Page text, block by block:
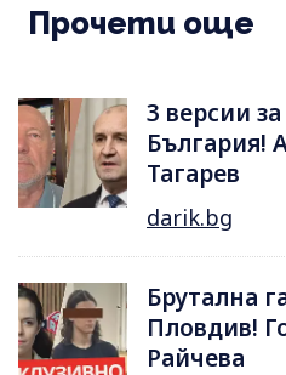
Прочети още
3 версии
България!
Тагарев
darik.bg
Брутална
Пловдив!
Райчева